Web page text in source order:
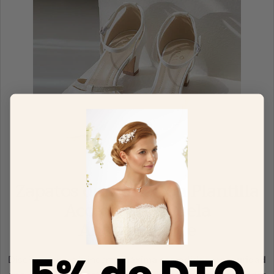
Zapatos de Novia con Plantilla
Acolchada y Suela
Antideslizante
Diseñados para brindartemáxima comodidadyseguridad